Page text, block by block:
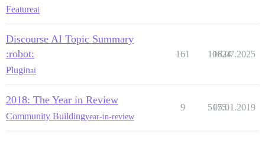
Featureai
Discourse AI Topic Summary
:robot:
Pluginai
161 10624
18.07.2025
2018: The Year in Review
Community Buildingyear-in-review
9 5175
05.01.2019